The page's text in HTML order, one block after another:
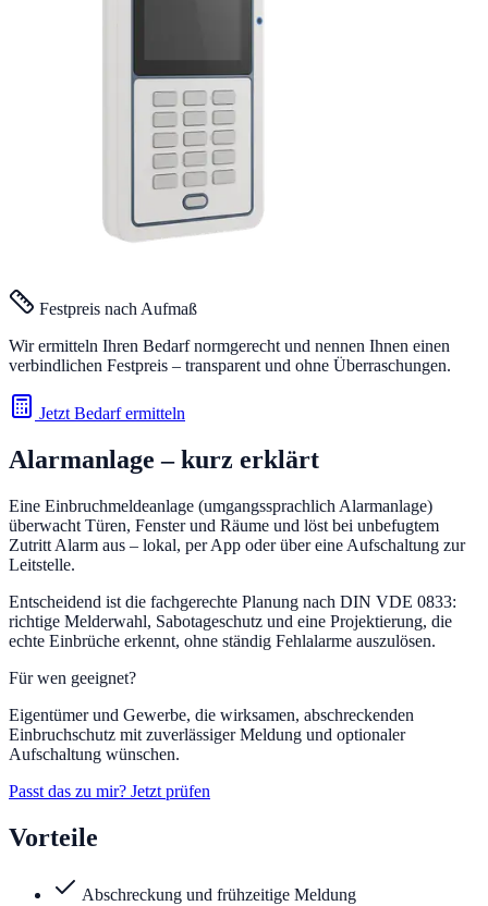
Festpreis nach Aufmaß
Wir ermitteln Ihren Bedarf normgerecht und nennen Ihnen einen
verbindlichen Festpreis – transparent und ohne Überraschungen.
Jetzt Bedarf ermitteln
Alarmanlage – kurz erklärt
Eine Einbruchmeldeanlage (umgangssprachlich Alarmanlage)
überwacht Türen, Fenster und Räume und löst bei unbefugtem
Zutritt Alarm aus – lokal, per App oder über eine Aufschaltung zur
Leitstelle.
Entscheidend ist die fachgerechte Planung nach DIN VDE 0833:
richtige Melderwahl, Sabotageschutz und eine Projektierung, die
echte Einbrüche erkennt, ohne ständig Fehlalarme auszulösen.
Für wen geeignet?
Eigentümer und Gewerbe, die wirksamen, abschreckenden
Einbruchschutz mit zuverlässiger Meldung und optionaler
Aufschaltung wünschen.
Passt das zu mir? Jetzt prüfen
Vorteile
Abschreckung und frühzeitige Meldung